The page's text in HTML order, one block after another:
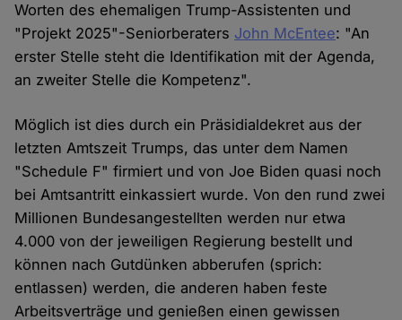
Worten des ehemaligen Trump-Assistenten und
"Projekt 2025"-Seniorberaters John McEntee: "An
erster Stelle steht die Identifikation mit der Agenda,
an zweiter Stelle die Kompetenz".
Möglich ist dies durch ein Präsidialdekret aus der
letzten Amtszeit Trumps, das unter dem Namen
"Schedule F" firmiert und von Joe Biden quasi noch
bei Amtsantritt einkassiert wurde. Von den rund zwei
Millionen Bundesangestellten werden nur etwa
4.000 von der jeweiligen Regierung bestellt und
können nach Gutdünken abberufen (sprich:
entlassen) werden, die anderen haben feste
Arbeitsverträge und genießen einen gewissen